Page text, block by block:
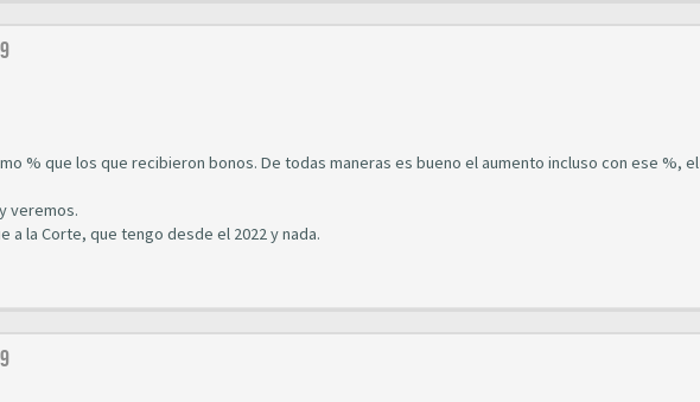
% que los que recibieron bonos. De todas maneras es bueno el aumento incluso con ese %, el
veremos.
a la Corte, que tengo desde el 2022 y nada.